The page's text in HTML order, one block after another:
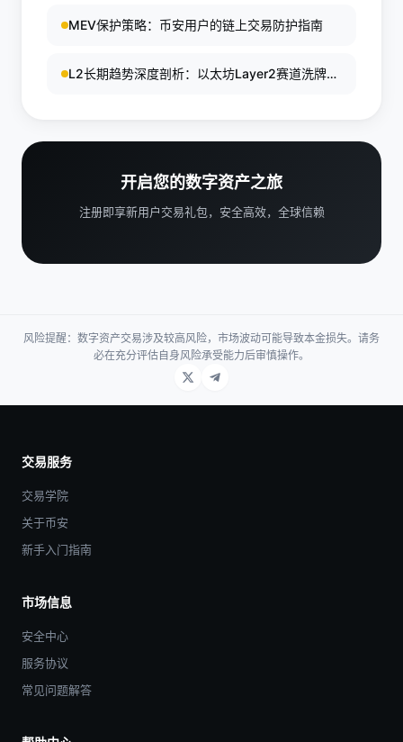
MEV保护策略：币安用户的链上交易防护指南
L2长期趋势深度剖析：以太坊Layer2赛道洗牌加
开启您的数字资产之旅
注册即享新用户交易礼包，安全高效，全球信赖
风险提醒：数字资产交易涉及较高风险，市场波动可能导致本金损失。请务
必在充分评估自身风险承受能力后审慎操作。
交易服务
交易学院
关于币安
新手入门指南
市场信息
安全中心
服务协议
常见问题解答